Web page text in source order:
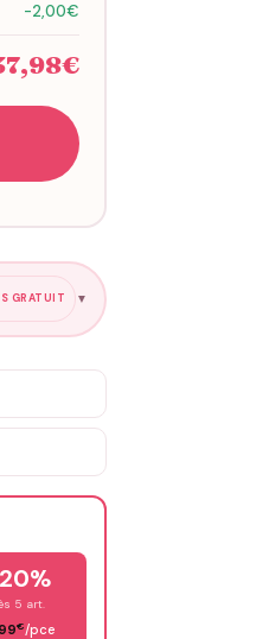
-2,00€
GRATUIT ▼
5 art.
€/pce